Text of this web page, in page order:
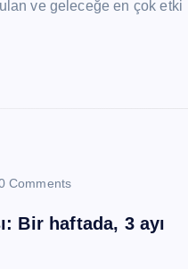
ve geleceğe en çok etki
Comments
Bir haftada, 3 ayı